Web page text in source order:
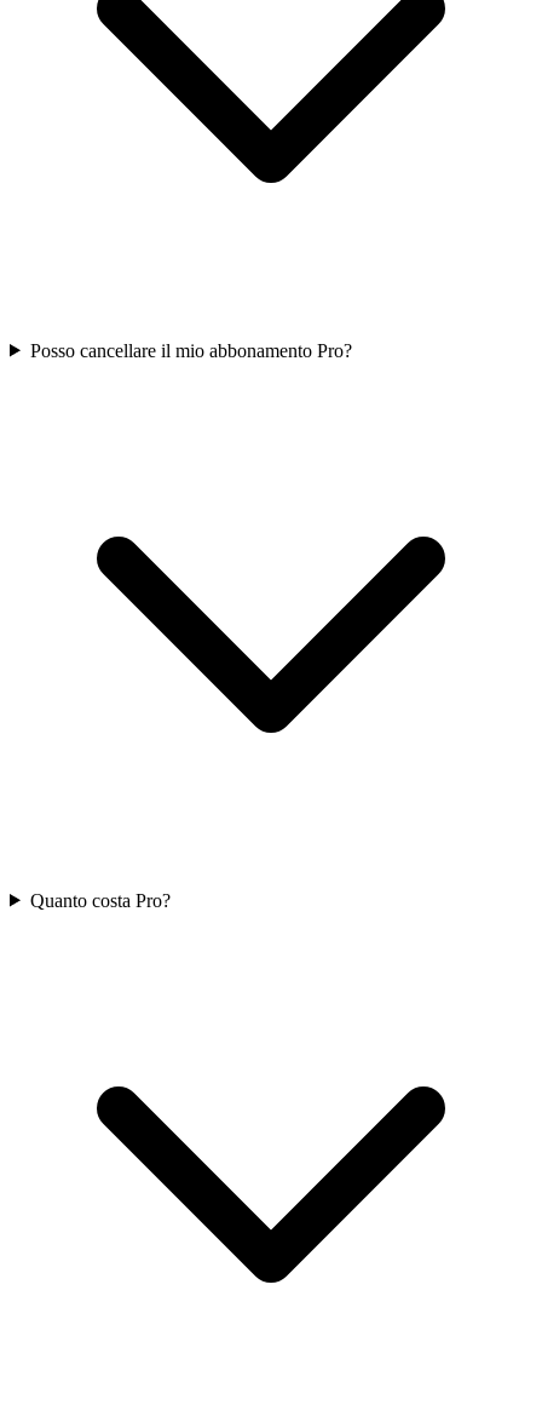
Posso cancellare il mio abbonamento Pro?
Quanto costa Pro?